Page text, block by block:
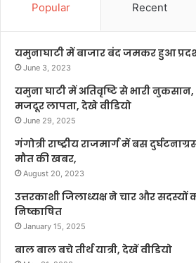
Popular Recent
यमुनाघाटी में बाजार बंद जमकर हुआ
June 3, 2023
यमुना घाटी में अतिवृष्टि से भारी
मजदूर लापता, देखे वीडियो
June 29, 2025
गंगोत्री राष्ट्रीय राजमार्ग में बस
मौत की खबर,
August 20, 2023
उत्तरकाशी जिलाध्यक्ष ने चार और
निष्काषित
January 15, 2025
बाल बाल बचे तीर्थ यात्री, देखें वीडियो